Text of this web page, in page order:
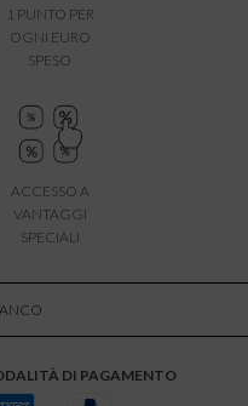
1 PUNTO PER
OGNI EURO
SPESO
ACCESSO A
VANTAGGI
SPECIALI
DI PAGAMENTO